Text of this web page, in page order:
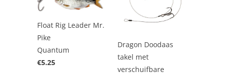
Float Rig Leader Mr.
Pike
Quantum
€5.25
Dragon Doodaas
takel met
verschuifbare